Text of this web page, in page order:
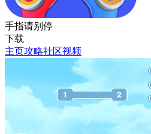
手指请别停
下载
主页攻略社区视频